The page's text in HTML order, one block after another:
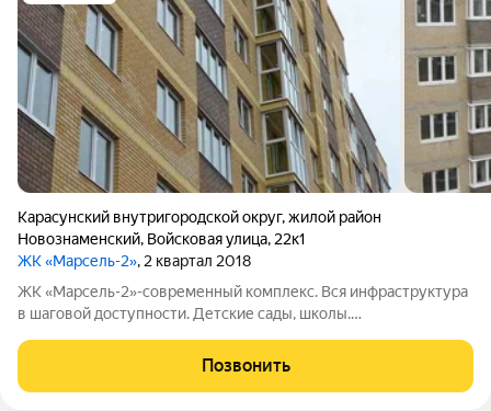
Карасунский внутригородской округ,жилой район
Новознаменский, Войсковая улица, 22к1
ЖК «Марсель-2», 2 квартал 2018
ЖК «Марсель-2»-современный комплекс. Вся инфраструктура
в шаговой доступности. Детские сады, школы.
удовольствием отвечу на все Ваши вопросы.
Позвонить